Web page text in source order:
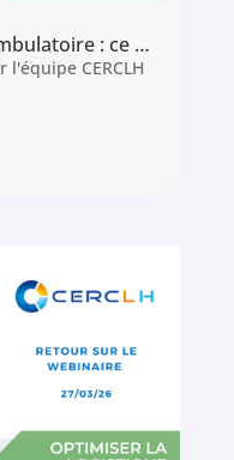
IQSS 2026 en chirurgie ambulatoire : ce que vos indicateurs révèlent sur votre parcours périopératoire
CERCLH